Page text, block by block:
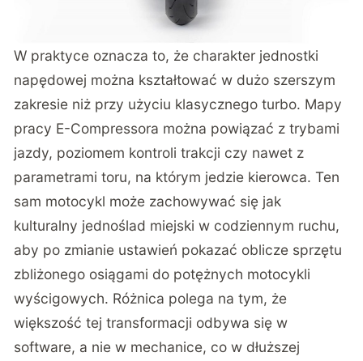
W praktyce oznacza to, że charakter jednostki
napędowej można kształtować w dużo szerszym
zakresie niż przy użyciu klasycznego turbo. Mapy
pracy E-Compressora można powiązać z trybami
jazdy, poziomem kontroli trakcji czy nawet z
parametrami toru, na którym jedzie kierowca. Ten
sam motocykl może zachowywać się jak
kulturalny jednoślad miejski w codziennym ruchu,
aby po zmianie ustawień pokazać oblicze sprzętu
zbliżonego osiągami do potężnych motocykli
wyścigowych. Różnica polega na tym, że
większość tej transformacji odbywa się w
software, a nie w mechanice, co w dłuższej